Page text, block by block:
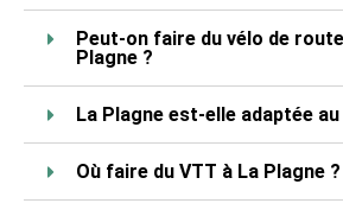
Peut-on faire du vélo de
Plagne ?
La Plagne est-elle adaptée
Où faire du VTT à La Plagne ?